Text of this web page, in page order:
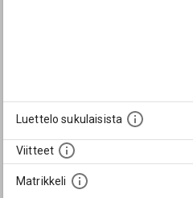
Luettelo sukulaisista
Viitteet
Matrikkeli